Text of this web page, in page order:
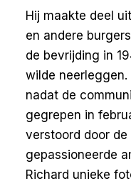
Hij maakte deel
en andere
de bevrijding in
wilde
nadat de
gegrepen in
verstoord door
gepassioneerde
Richard unieke